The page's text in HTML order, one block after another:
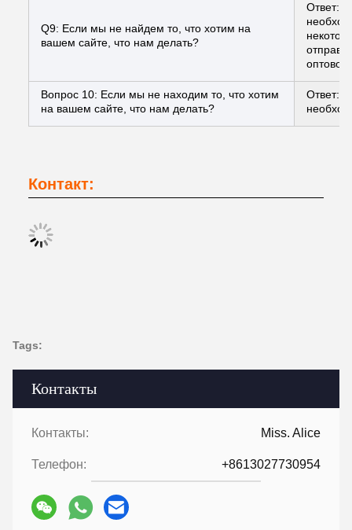
Контакты
Контакты: Miss. Alice
Телефон: +8613027730954
Q9: Если мы не найдем то, что хотим на
вашем сайте, что нам делать?
Ответ:
оптовой
Вопрос 10: Если мы не находим то, что хотим
на вашем сайте, что нам делать?
Ответ:
Контакт:
Tags: